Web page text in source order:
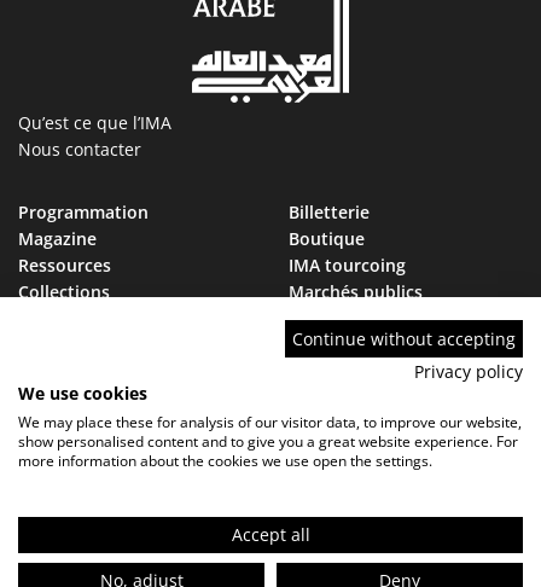
Qu’est ce que l’IMA
Nous contacter
Programmation
Magazine
Ressources
Collections
Billetterie
Boutique
IMA tourcoing
Marchés publics
Nous rejoindre
FR
Continue without accepting
Privacy policy
We use cookies
We may place these for analysis of our visitor data, to improve our website,
show personalised content and to give you a great website experience. For
more information about the cookies we use open the settings.
Accept all
No, adjust
Deny